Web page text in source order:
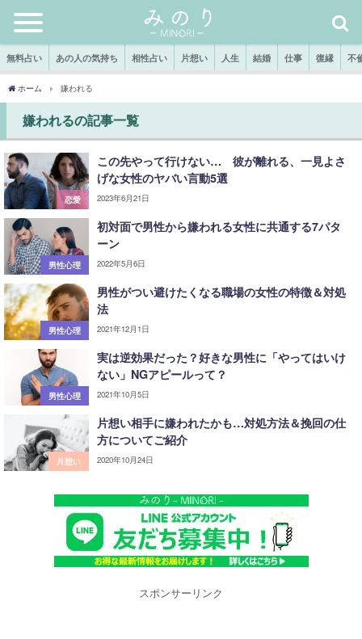
無料占い あの人の気持ち 相性占い 片想い 人生 結婚 仕事 復縁 不
ホーム 嫌われる
嫌われるの記事一覧
恋愛
この先やって行けない… 彼が離れる、一見よさ
げな女性のヤバい言動5選
2023年6月21日
男性心理
初対面で男性から嫌われる女性に共通する7パタ
ーン
2022年5月6日
男性心理
男性がつい避けたくなる職場の女性の特徴＆対処
法
2021年12月1日
男性心理
実は逆効果だった？好きな男性に「やってはいけ
ない」NGアピールって？
2021年10月5日
片想い
片想い相手に嫌われたかも…対処方法＆挽回の仕
方についてご紹介
2020年10月24日
スポンサーリンク